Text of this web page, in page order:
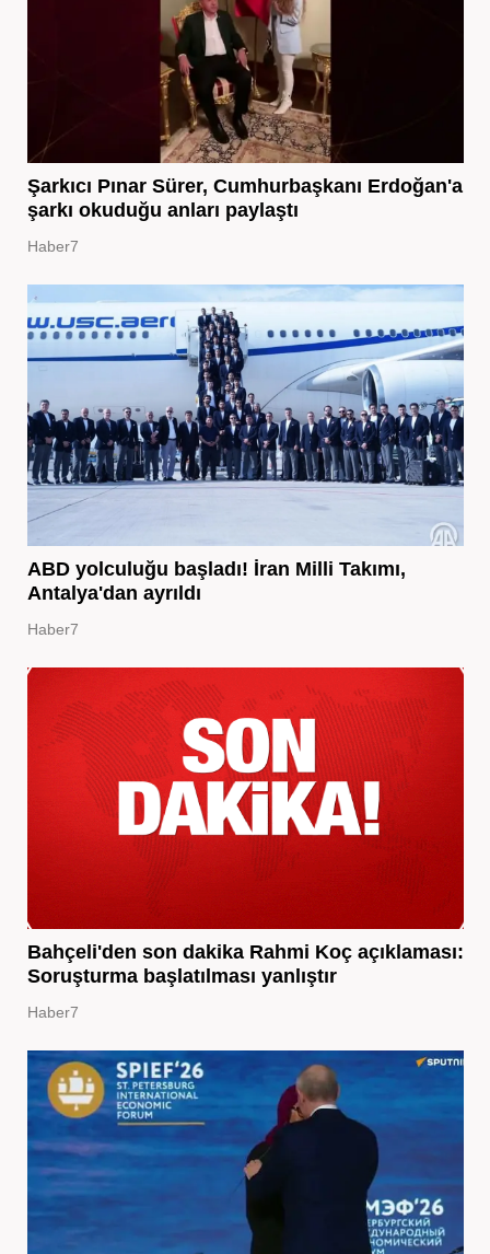
Şarkıcı Pınar Sürer, Cumhurbaşkanı Erdoğan'a
şarkı okuduğu anları paylaştı
Haber7
ABD yolculuğu başladı! İran Milli Takımı,
Antalya'dan ayrıldı
Haber7
Bahçeli'den son dakika Rahmi Koç açıklaması:
Soruşturma başlatılması yanlıştır
Haber7